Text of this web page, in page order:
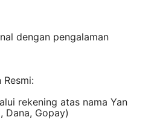
dengan pengalaman
rekening atas nama Yan
Dana, Gopay)